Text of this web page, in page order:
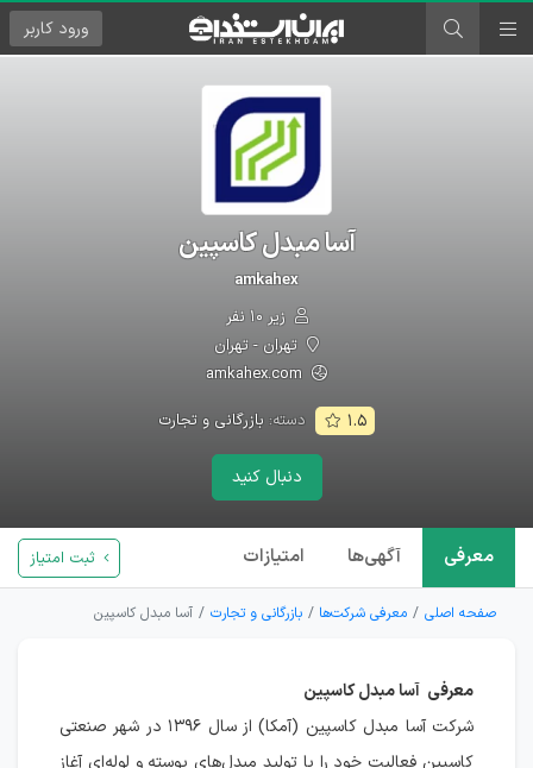
ورود کاربر
آسا مبدل کاسپین
amkahex
زیر ۱۰ نفر
تهران - تهران
۱.۵ دسته: بازرگانی و تجارت
دنبال کنید
معرفی آگهی‌ها امتیازات ثبت امتیاز
صفحه اصلی معرفی شرکت‌ها بازرگانی و تجارت آسا مبدل کاسپین
معرفی آسا مبدل کاسپین
شرکت آسا مبدل کاسپین (آمکا) از سال ۱۳۹۶ در شهر صنعتی
کاسپین فعالیت خود را با تولید مبدل‌های پوسته و لوله‌ای آغاز